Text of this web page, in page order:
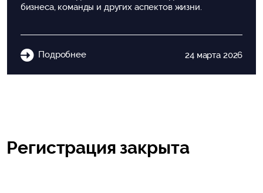
бизнеса, команды и других аспектов жизни.
Подробнее 24 марта 2026
Регистрация закрыта